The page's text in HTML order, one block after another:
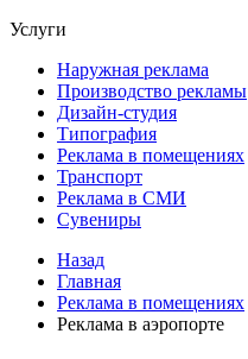
Услуги
Наружная реклама
Производство рекламы
Дизайн-студия
Типография
Реклама в помещениях
Транспорт
Реклама в СМИ
Сувениры
Назад
Главная
Реклама в помещениях
Реклама в аэропорте